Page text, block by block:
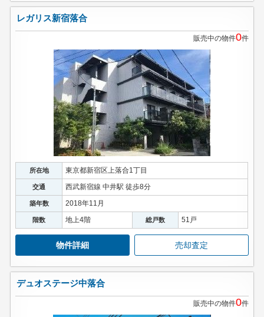
レガリス新宿落合
販売中の物件0件
所在地 東京都新宿区上落合1丁目
交通 西武新宿線 中井駅 徒歩8分
築年数 2018年11月
階数 地上4階 総戸数 51戸
物件詳細 売却査定
デュオステージ中落合
販売中の物件0件